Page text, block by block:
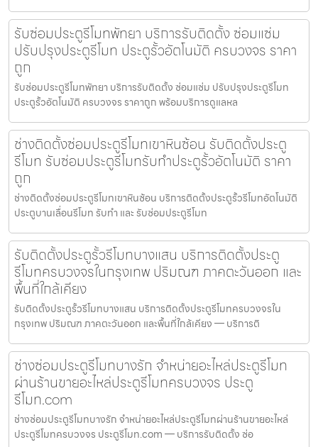
รับซ่อมประตูรีโมทพัทยา บริการรับติดตั้ง ซ่อมแซ่ม
ปรับปรุงประตูรีโมท ประตูรั้วอัตโนมัติ ครบวงจร ราคา
ถูก
รับซ่อมประตูรีโมทพัทยา บริการรับติดตั้ง ซ่อมแซ่ม ปรับปรุงประตูรีโมท
ประตูรั้วอัตโนมัติ ครบวงจร ราคาถูก พร้อมบริการดูแลหล
ช่างติดตั้งซ่อมประตูรีโมทเขาหินซ้อน รับติดตั้งประตู
รีโมท รับซ่อมประตูรีโมทรับทำประตูรั้วอัตโนมัติ ราคา
ถูก
ช่างติดตั้งซ่อมประตูรีโมทเขาหินซ้อน บริการติดตั้งประตูรั้วรีโมทอัตโนมัติ
ประตูบานเลื่อนรีโมท รับทำ และ รับซ่อมประตูรีโมท
รับติดตั้งประตูรั้วรีโมทบางแสน บริการติดตั้งประตู
รีโมทครบวงจรในกรุงเทพ ปริมณฑ ภาคตะวันออก และ
พื้นที่ใกล้เคียง
รับติดตั้งประตูรั้วรีโมทบางแสน บริการติดตั้งประตูรีโมทครบวงจรใน
กรุงเทพ ปริมณฑ ภาคตะวันออก และพื้นที่ใกล้เคียง — บริการติ
ช่างซ่อมประตูรีโมทบางรัก จำหน่ายอะไหล่ประตูรีโมท
ผ่านร้านขายอะไหล่ประตูรีโมทครบวงจร ประตู
รีโมท.com
ช่างซ่อมประตูรีโมทบางรัก จำหน่ายอะไหล่ประตูรีโมทผ่านร้านขายอะไหล่
ประตูรีโมทครบวงจร ประตูรีโมท.com — บริการรับติดตั้ง ซ่อ